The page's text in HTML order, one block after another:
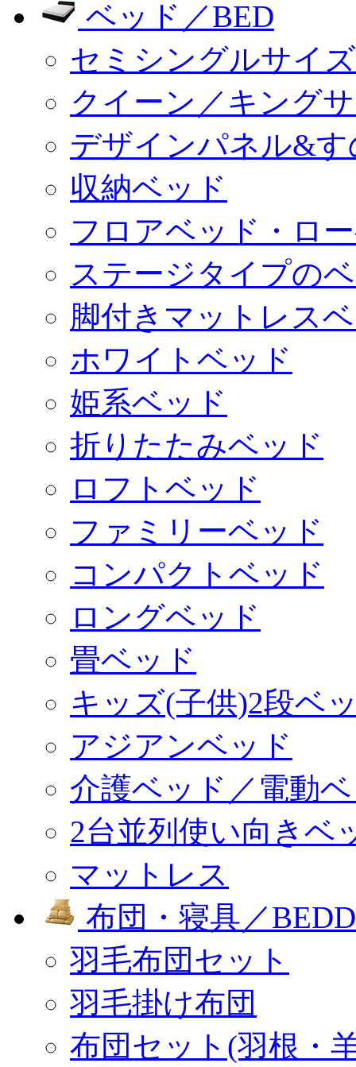
ベッド／BED
セミシングルサイ
クイーン／キング
デザインパネル&
収納ベッド
フロアベッド・ロ
ステージタイプの
脚付きマットレス
ホワイトベッド
姫系ベッド
折りたたみベッド
ロフトベッド
ファミリーベッド
コンパクトベッド
ロングベッド
畳ベッド
キッズ(子供)2段ベ
アジアンベッド
介護ベッド／電動
2台並列使い向きベ
マットレス
布団・寝具／
羽毛布団セット
羽毛掛け布団
布団セット(羽根・